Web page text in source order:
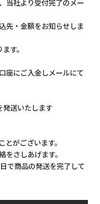
当社より受付完了のメー
先・金額をお知らせしま
す。
座にご入金しメールにて
発送いたします
がございます。
さしあげます。
で商品の発送を完了して